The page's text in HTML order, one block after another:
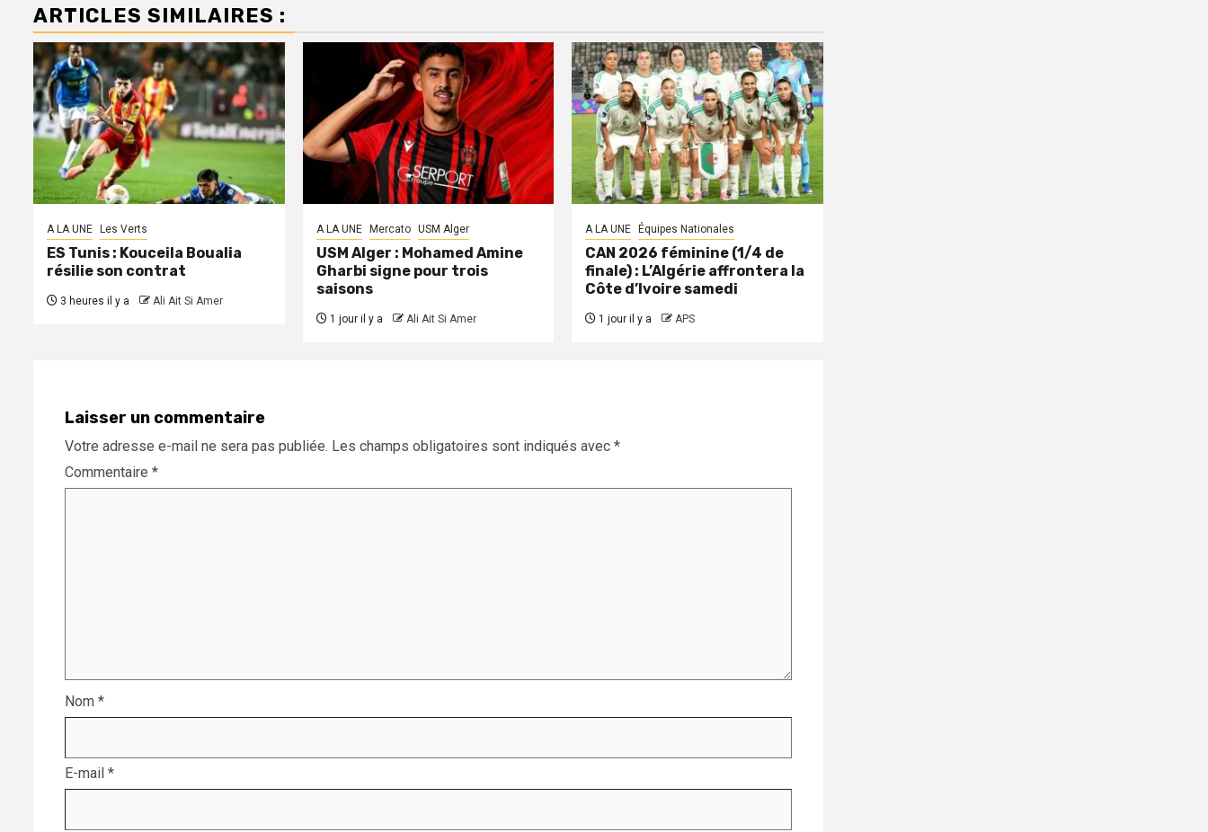
ARTICLES SIMILAIRES :
A LA UNE Les Verts
ES Tunis : Kouceila Boualia
résilie son contrat
3 heures il y a Ali Ait Si Amer
A LA UNE Mercato USM Alger
USM Alger : Mohamed Amine
Gharbi signe pour trois
saisons
1 jour il y a Ali Ait Si Amer
A LA UNE Équipes Nationales
CAN 2026 féminine (1/4 de
finale) : L’Algérie affrontera la
Côte d’Ivoire samedi
1 jour il y a APS
Laisser un commentaire
Votre adresse e-mail ne sera pas publiée. Les champs obligatoires sont indiqués avec *
Commentaire *
Nom *
E-mail *